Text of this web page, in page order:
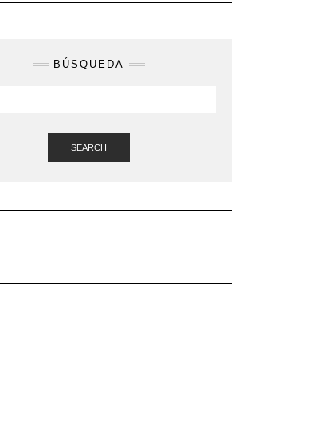
BÚSQUEDA
SEARCH